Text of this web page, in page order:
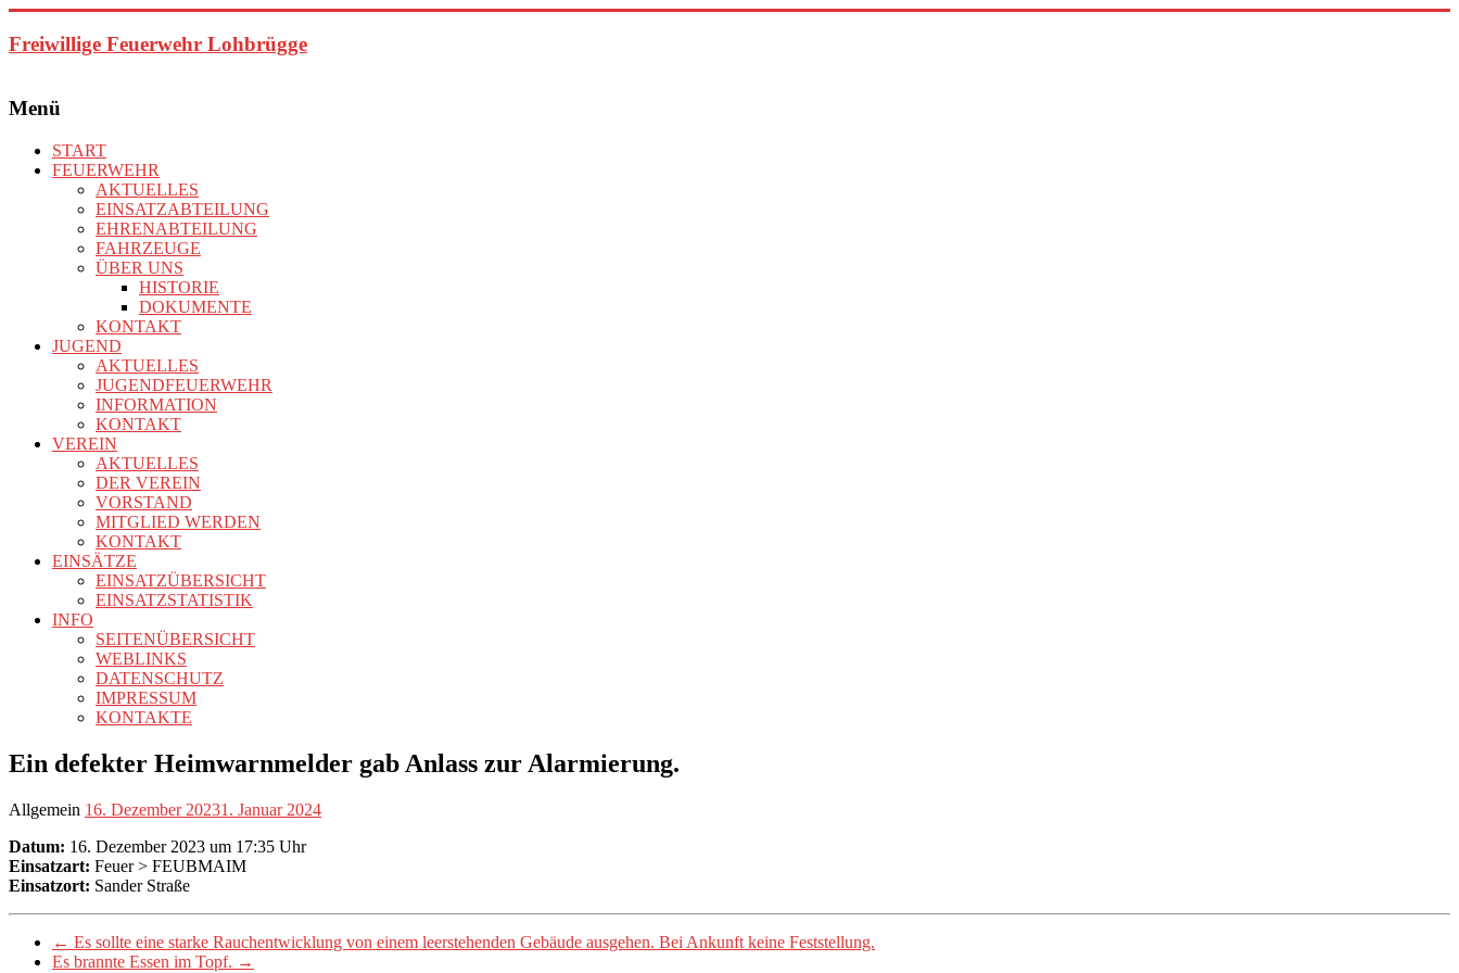
Inhalt
springen
Freiwillige Feuerwehr Lohbrügge
Menü
START
FEUERWEHR
AKTUELLES
EINSATZABTEILUNG
EHRENABTEILUNG
FAHRZEUGE
ÜBER UNS
HISTORIE
DOKUMENTE
KONTAKT
JUGEND
AKTUELLES
JUGENDFEUERWEHR
INFORMATION
KONTAKT
VEREIN
AKTUELLES
DER VEREIN
VORSTAND
MITGLIED WERDEN
KONTAKT
EINSÄTZE
EINSATZÜBERSICHT
EINSATZSTATISTIK
INFO
SEITENÜBERSICHT
WEBLINKS
DATENSCHUTZ
IMPRESSUM
KONTAKTE
Ein defekter Heimwarnmelder gab Anlass zur Alarmierung.
Allgemein 16. Dezember 20231. Januar 2024
Datum: 16. Dezember 2023 um 17:35 Uhr
Einsatzart: Feuer > FEUBMAIM
Einsatzort: Sander Straße
← Es sollte eine starke Rauchentwicklung von einem leerstehenden Gebäude ausgehen. Bei Ankunft keine Feststellung.
Es brannte Essen im Topf. →